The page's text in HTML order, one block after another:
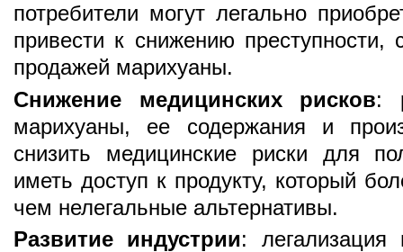
потребители могут легально
привести к снижению преступности,
продажей марихуаны.
Снижение медицинских рисков:
марихуаны, ее содержания и
снизить медицинские риски для
иметь доступ к продукту, который
чем нелегальные альтернативы.
Развитие индустрии: легализация